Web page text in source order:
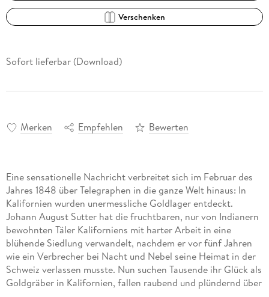
Verschenken
Sofort lieferbar (Download)
Merken Empfehlen Bewerten
Eine sensationelle Nachricht verbreitet sich im Februar des
Jahres 1848 über Telegraphen in die ganze Welt hinaus: In
Kalifornien wurden unermessliche Goldlager entdeckt.
Johann August Sutter hat die fruchtbaren, nur von Indianern
bewohnten Täler Kaliforniens mit harter Arbeit in eine
blühende Siedlung verwandelt, nachdem er vor fünf Jahren
wie ein Verbrecher bei Nacht und Nebel seine Heimat in der
Schweiz verlassen musste. Nun suchen Tausende ihr Glück als
Goldgräber in Kalifornien, fallen raubend und plündernd über